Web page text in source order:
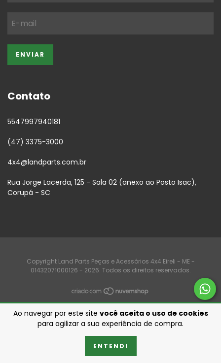
Ao navegar por este site você aceita o uso de cookies
para agilizar a sua experiência de compra.
ENTENDI
Contato
5547997940181
(47) 3375-3000
4x4@landparts.com.br
Rua Jorge Lacerda, 125 - Sala 02 (anexo ao Posto Isac),
Corupá - SC
Copyright Land Parts Peças e Acessórios 4x4 Eireli - ME -
01432071000126 - 2026. Todos os direitos reservados.